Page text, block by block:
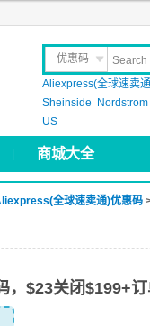
优惠码
晒 单
Aliexpress(全球速卖
Sheinside
US
商城大全
全球速卖通)优惠码
，$23关闭$199+订